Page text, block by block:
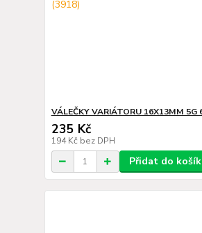
VÁLEČKY VARIÁTORU 16X13MM 5G
235 Kč
194 Kč bez DPH
Přidat do